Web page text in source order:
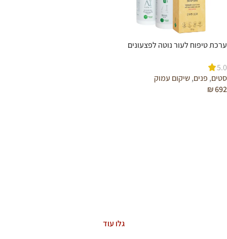
ערכת טיפוח לעור נוטה לפצעונים
5.0
סטים, פנים,שיקום עמוק
₪692
גלו עוד